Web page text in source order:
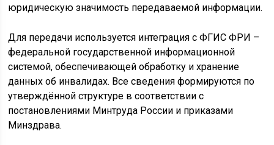
юридическую значимость передаваемой информации.
Для передачи используется интеграция с ФГИС ФРИ –
федеральной государственной информационной
системой, обеспечивающей обработку и хранение
данных об инвалидах. Все сведения формируются по
утверждённой структуре в соответствии с
постановлениями Минтруда России и приказами
Минздрава.